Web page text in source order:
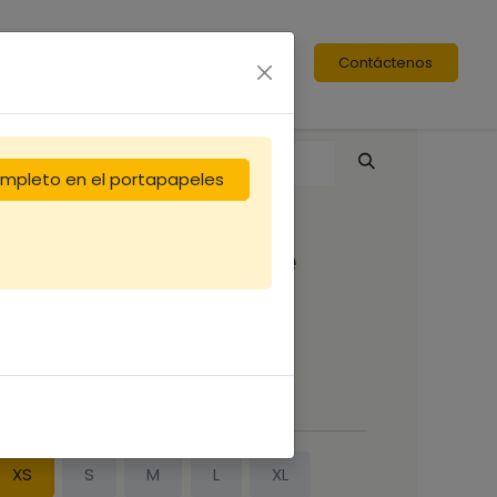
Contáctenos
Vareuse 1XS Voile
(copie)
€
XS S M L XL
en el portapapeles